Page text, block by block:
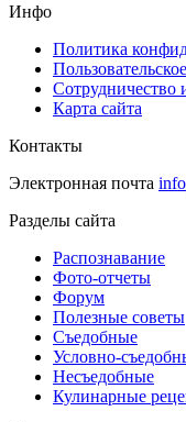
Инфо
Политика
Сотрудничество
Карта сайта
Контакты
Электронная почта
Разделы сайта
Распознавание
Фото-отчеты
Форум
Полезные советы
Съедобные
Условно-
Несъедобные
Кулинарные